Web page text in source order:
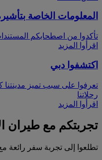
المعلومات الخاصة
تأكدوا من اصطحابكم
اقرأوا المزيد
اكتشفوا دبي
تعرفوا على سبب تميز
رحلاتنا
اقرأوا المزيد
تجربتكم مع طيران
تطلعوا إلى تجربة سفر رائعة